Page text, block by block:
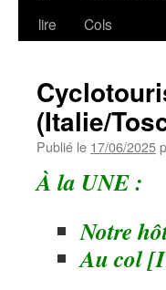
lire
Cols
(Italie/
Publié le 17/06/2025
À la UNE :
Notre
Au col